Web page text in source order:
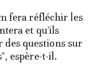
fera réfléchir les
et qu'ils
des questions sur
espère-t-il.